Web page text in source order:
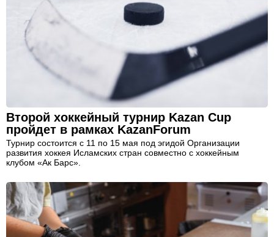
Второй хоккейный турнир Kazan Cup
пройдет в рамках KazanForum
Турнир состоится с 11 по 15 мая под эгидой Организации
развития хоккея Исламских стран совместно с хоккейным
клубом «Ак Барс».